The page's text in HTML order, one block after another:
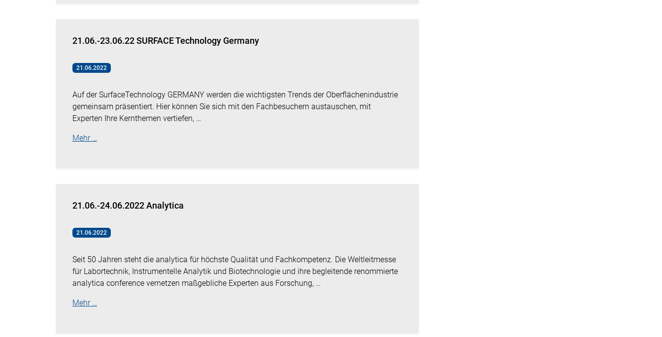
21.06.-23.06.22 SURFACE Technology Germany
21.06.2022
Auf der SurfaceTechnology GERMANY werden die wichtigsten Trends der Oberflächenindustrie
gemeinsam präsentiert. Hier können Sie sich mit den Fachbesuchern austauschen, mit
Experten Ihre Kernthemen vertiefen, …
Mehr …
21.06.-24.06.2022 Analytica
21.06.2022
Seit 50 Jahren steht die analytica für höchste Qualität und Fachkompetenz. Die Weltleitmesse
für Labortechnik, Instrumentelle Analytik und Biotechnologie und ihre begleitende renommierte
analytica conference vernetzen maßgebliche Experten aus Forschung, …
Mehr …